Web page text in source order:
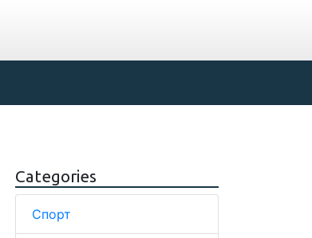
Categories
Спорт